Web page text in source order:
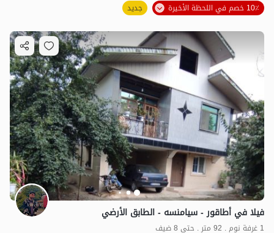
10٪ خصم في اللحظة الأخيرة
جديد
فيلا في أطاقور - سيامنسه - الطابق الأرضي
1 غرفة نوم . 92 متر . حتى 8 ضيف